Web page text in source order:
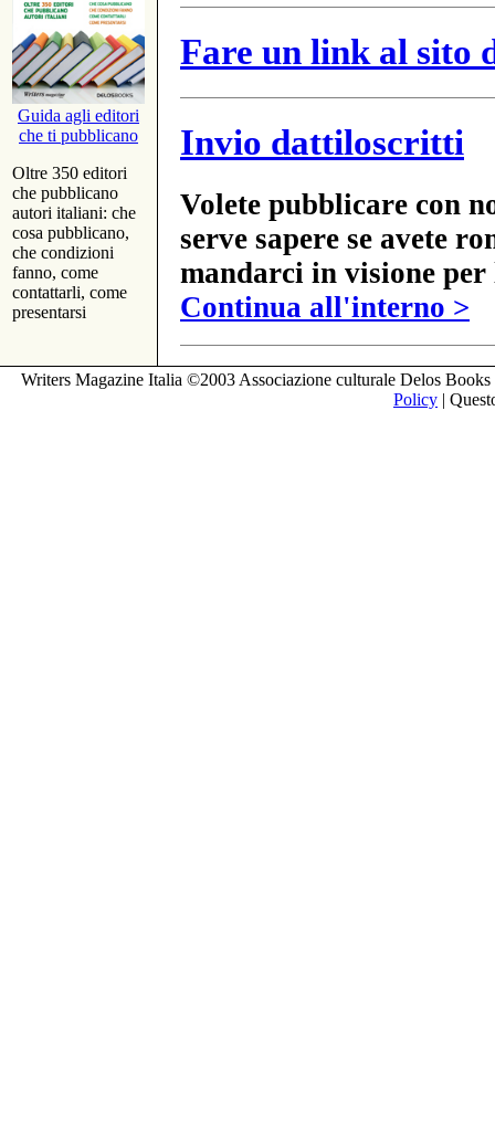
Guida agli editori
che ti pubblicano
Oltre 350 editori
che pubblicano
autori italiani: che
cosa pubblicano,
che condizioni
fanno, come
contattarli, come
presentarsi
Fare un link al sito
Invio dattiloscritti
Volete pubblicare con
serve sapere se avete
mandarci in visione
Continua all'interno >
Writers Magazine Italia ©2003 Associazione culturale Delos
Policy |